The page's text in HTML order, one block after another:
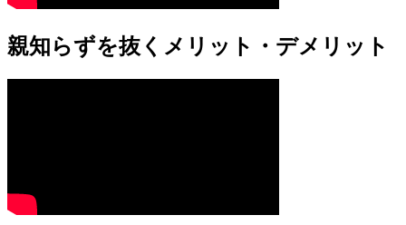
親知らずを抜くメリット・デメリット